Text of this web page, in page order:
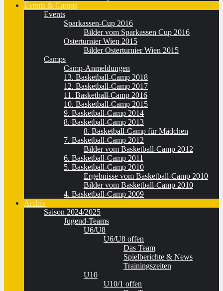
Events & Camps
Events
Sparkassen-Cup 2016
Bilder vom Sparkassen Cup 2016
Osterturnier Wien 2015
Bilder Osterturnier Wien 2015
Camps
Camp-Anmeldungen
13. Basketball-Camp 2018
12. Basketball-Camp 2017
11. Basketball-Camp 2016
10. Basketball-Camp 2015
9. Basketball-Camp 2014
8. Basketball-Camp 2013
8. Basketball-Camp für Mädchen
7. Basketball-Camp 2012
Bilder vom Basketball-Camp 2012
6. Basketball-Camp 2011
5. Basketball-Camp 2010
Ergebnisse vom Basketball-Camp 2010
Bilder vom Basketball-Camp 2010
4. Basketball-Camp 2009
Archiv
Saison 2024/2025
Jugend-Teams
U6/U8
U6/U8 offen
Das Team
Spielberichte & News
Trainingszeiten
U10
U10/1 offen